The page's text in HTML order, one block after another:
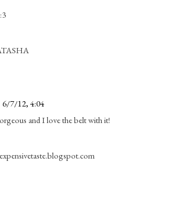
6/7/12, 4:04
and I love the belt with it!